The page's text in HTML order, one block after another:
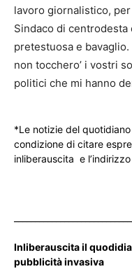
lavoro giornalistico,
Sindaco di centrodesta
pretestuosa e
non tocchero’ i vostri
politici che mi hanno
*Le notizie del
condizione di citare
inliberauscita e
Inliberauscita il
pubblicità invasiva